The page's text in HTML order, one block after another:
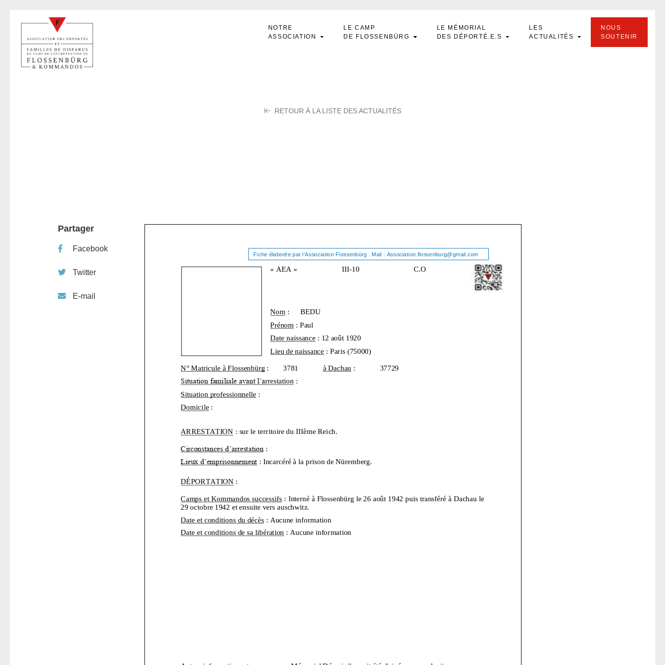
NOTRE
ASSOCIATION
LE CAMP
DE FLOSSENBÜRG
LE MÉMORIAL
DES DÉPORTÉ.E.S
LES
ACTUALITÉS
NOUS
SOUTENIR
RETOUR À LA LISTE DES ACTUALITÉS
Partager
Facebook
Twitter
E-mail